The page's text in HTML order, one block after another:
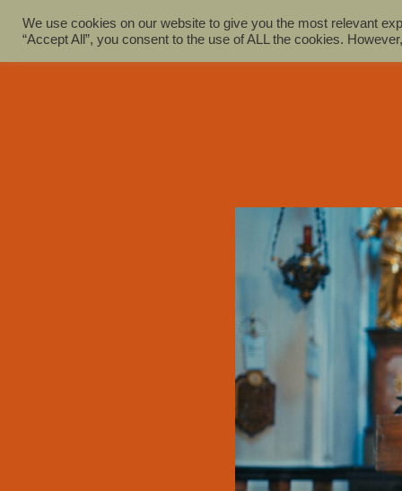
Inhalt
We use cookies on our website to give you the most relevant
“Accept All”, you consent to the use of ALL the cookies.